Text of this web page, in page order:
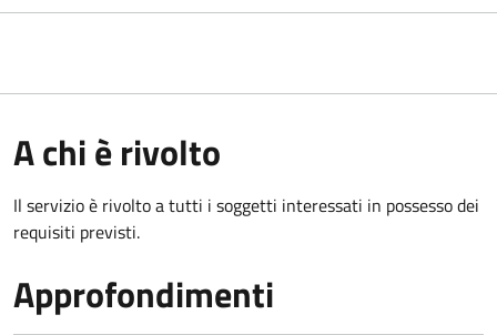
A chi è rivolto
Il servizio è rivolto a tutti i soggetti interessati in possesso dei
requisiti previsti.
Approfondimenti